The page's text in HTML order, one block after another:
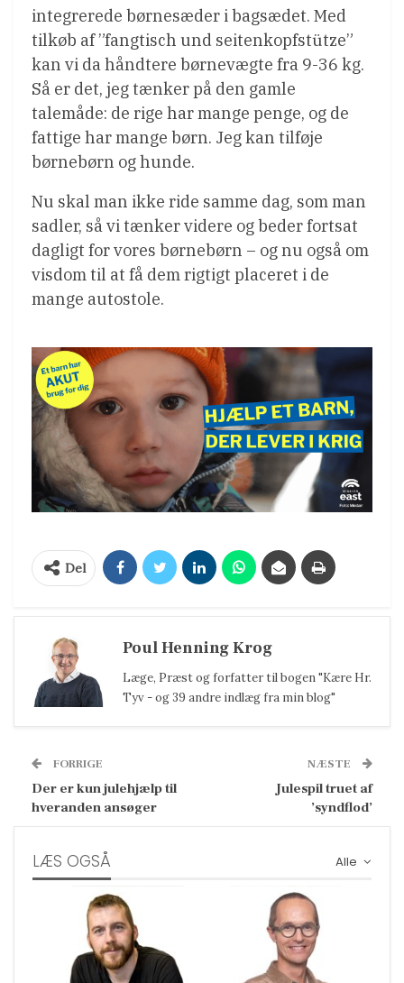
integrerede børnesæder i bagsædet. Med
tilkøb af ”fangtisch und seitenkopfstütze”
kan vi da håndtere børnevægte fra 9-36 kg.
Så er det, jeg tænker på den gamle
talemåde: de rige har mange penge, og de
fattige har mange børn. Jeg kan tilføje
børnebørn og hunde.
Nu skal man ikke ride samme dag, som man
sadler, så vi tænker videre og beder fortsat
dagligt for vores børnebørn – og nu også om
visdom til at få dem rigtigt placeret i de
mange autostole.
Del
Poul Henning Krog
Læge, Præst og forfatter til bogen "Kære Hr.
Tyv - og 39 andre indlæg fra min blog"
FORRIGE
Der er kun julehjælp til
hveranden ansøger
NÆSTE
Julespil truet af
’syndflod’
Alle
LÆS OGSÅ